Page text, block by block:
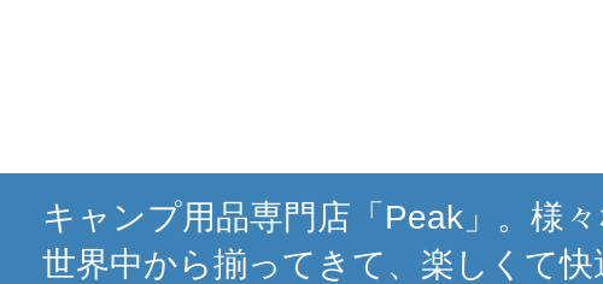
キャンプ用品専門店「Peak」。様
世界中から揃ってきて、楽しくて